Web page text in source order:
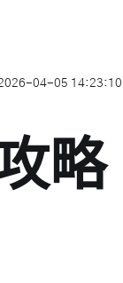
04-05 14:23:10
略